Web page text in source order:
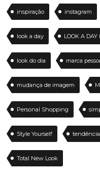
inspiração instagram
look a day LOOK A
look do dia marca
mudança de imagem
Personal Shopping
Style Yourself
Total New Look